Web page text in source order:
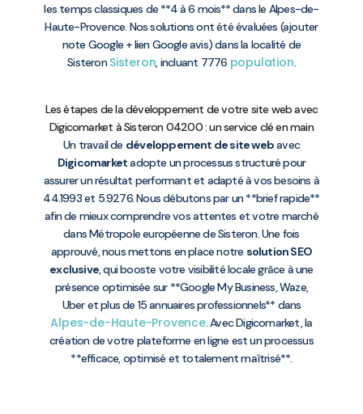
les temps classiques de **4 à 6 mois** dans le Alpes-de-
Haute-Provence. Nos solutions ont été évaluées (ajouter
note Google + lien Google avis) dans la localité de
SisteronSisteron, incluant 7776 population.
Les étapes de la développement de votre site web avec
Digicomarket à Sisteron 04200 : un service clé en main
Un travail de développement de site webavec
Digicomarketadopte un processus structuré pour
assurer un résultat performant et adapté à vos besoins à
44.1993 et 5.9276. Nous débutons par un **brief rapide**
afin de mieux comprendre vos attentes et votre marché
dans Métropole européenne de Sisteron. Une fois
approuvé, nous mettons en place notre solution SEO
exclusive, qui booste votre visibilité locale grâce à une
présence optimisée sur **Google My Business, Waze,
Uber et plus de 15 annuaires professionnels** dans
Alpes-de-Haute-Provence. Avec Digicomarket, la
création de votre plateforme en ligne est un processus
**efficace, optimisé et totalement maîtrisé**.